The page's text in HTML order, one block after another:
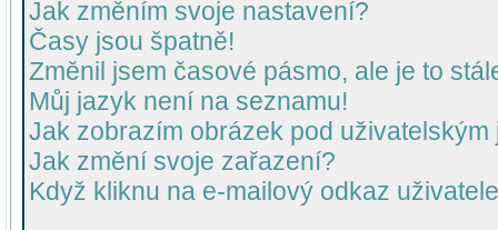
Jak změním svoje nastavení?
Časy jsou špatně!
Změnil jsem časové pásmo, ale je to
Můj jazyk není na seznamu!
Jak zobrazím obrázek pod uživatelským
Jak změní svoje zařazení?
Když kliknu na e-mailový odkaz